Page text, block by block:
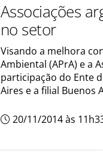
Associações
no setor
Visando a melhora
Ambiental (APrA) e a
participação do Ente
Aires e a filial Buenos
20/11/2014 às